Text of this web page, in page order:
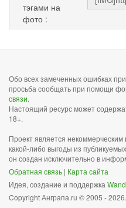
тэгами на
фото :
Обо всех замеченных ошибках
просьба сообщать при помощи
связи.
Настоящий ресурс может
18+.
Проект является
какой-либо выгоды из
он создан исключительно в
Обратная связь | Карта сайта
Идея, создание и поддержка
Copyright Анграпа.ru © 2005 - 2026.